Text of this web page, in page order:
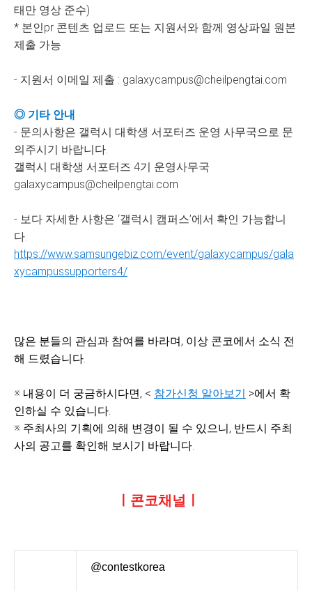
태만 영상 준수)
* 본인pr 콘텐츠 업로드 또는 지원서와 함께 영상파일 원본
제출 가능
- 지원서 이메일 제출 : galaxycampus@cheilpengtai.com
◎ 기타 안내
- 문의사항은 갤럭시 대학생 서포터즈 운영 사무국으로 문
의주시기 바랍니다.
갤럭시 대학생 서포터즈 4기 운영사무국
galaxycampus@cheilpengtai.com
- 보다 자세한 사항은 ‘갤럭시 캠퍼스’에서 확인 가능합니
다.
https://www.samsungebiz.com/event/galaxycampus/gala
xycampussupporters4/
많은 분들의 관심과 참여를 바라며, 이상 콘코에서 소식 전
해 드렸습니다.
※ 내용이 더 궁금하시다면, < 참가신청 알아보기 >에서 확
인하실 수 있습니다.
※ 주최사의 기획에 의해 변경이 될 수 있으니, 반드시 주최
사의 공고를 확인해 보시기 바랍니다.
ㅣ콘코채널ㅣ
@contestkorea